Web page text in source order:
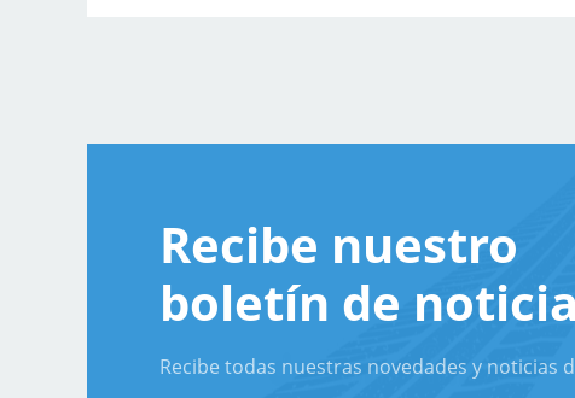
Recibe nuestro
boletín de
Recibe todas nuestras novedades y